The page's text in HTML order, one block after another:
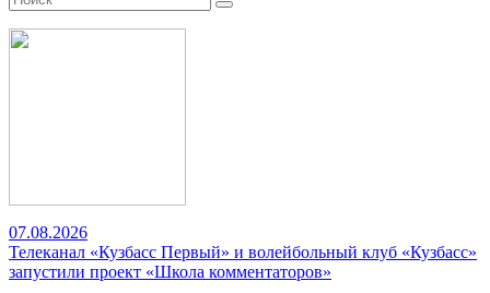
07.08.2026
Телеканал «Кузбасс Первый» и волейбольный клуб «Кузбасс»
запустили проект «Школа комментаторов»